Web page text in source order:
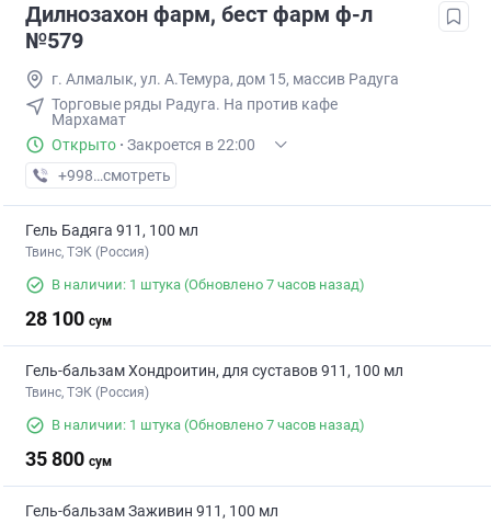
Дилнозахон фарм, бест фарм ф-л
№579
г. Алмалык, ул. А.Темура, дом 15, массив Радуга
Торговые ряды Радуга. На против кафе
Мархамат
Открыто · Закроется в 22:00
+998 (99) XXX-XX-XX
смотреть
Гель Бадяга 911, 100 мл
Твинс, ТЭК (Россия)
В наличии: 1 штука (Обновлено 7 часов назад)
28 100 сум
Гель-бальзам Хондроитин, для суставов 911, 100 мл
Твинс, ТЭК (Россия)
В наличии: 1 штука (Обновлено 7 часов назад)
35 800 сум
Гель-бальзам Заживин 911, 100 мл